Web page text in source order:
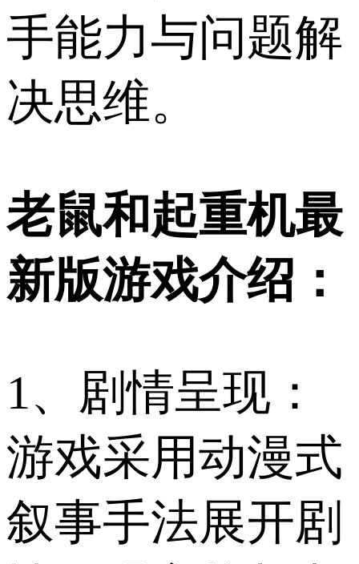
手能力与问题解
决思维。
老鼠和起重机最
新版游戏介绍：
1、剧情呈现：
游戏采用动漫式
叙事手法展开剧